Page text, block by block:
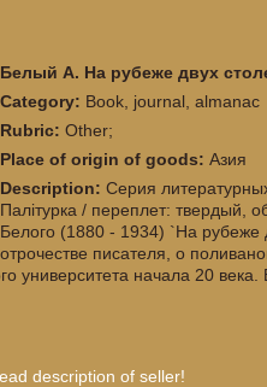
Белый А. На рубеже двух
Category: Book, journal, almanac
Rubric: Other;
Place of origin of goods:Азия
Description:Серия
Палiтурка / переплет: твердый,
Белого (1880 - 1934) `На
отрочестве писателя, о
университета начала 20
description of seller!